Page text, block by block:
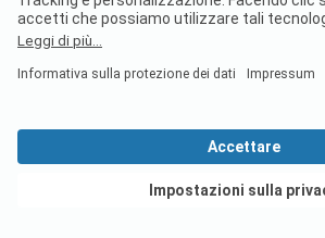
Germania
Case mobili in affitto